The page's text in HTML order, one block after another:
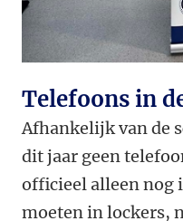
Telefoons in
Afhankelijk van de
dit jaar geen
officieel alleen nog
moeten in lockers,